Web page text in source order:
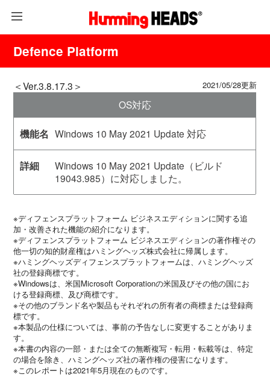
Defence Platform
＜Ver.3.8.17.3＞ 2021/05/28更新
OS対応
Windows 10 May 2021 Update 対応
Windows 10 May 2021 Update（ビルド
19043.985）に対応しました。
※ディフェンスプラットフォーム ビジネスエディションに関する追
加・改善された機能の紹介になります。
※ディフェンスプラットフォーム ビジネスエディションの著作権その
他一切の知的財産権はハミングヘッズ株式会社に帰属します。
※ハミングヘッズディフェンスプラットフォームは、ハミングヘッズ
社の登録商標です。
※Windowsは、米国Microsoft Corporationの米国及びその他の国にお
ける登録商標、及び商標です。
※その他のブランド名や製品もそれぞれの所有者の商標または登録商
標です。
※本製品の仕様については、事前の予告なしに変更することがありま
す。
※本書の内容の一部・または全ての無断複写・転用・転載等は、特定
の場合を除き、ハミングヘッズ社の著作権の侵害になります。
※このレポートは2021年5月現在のものです。